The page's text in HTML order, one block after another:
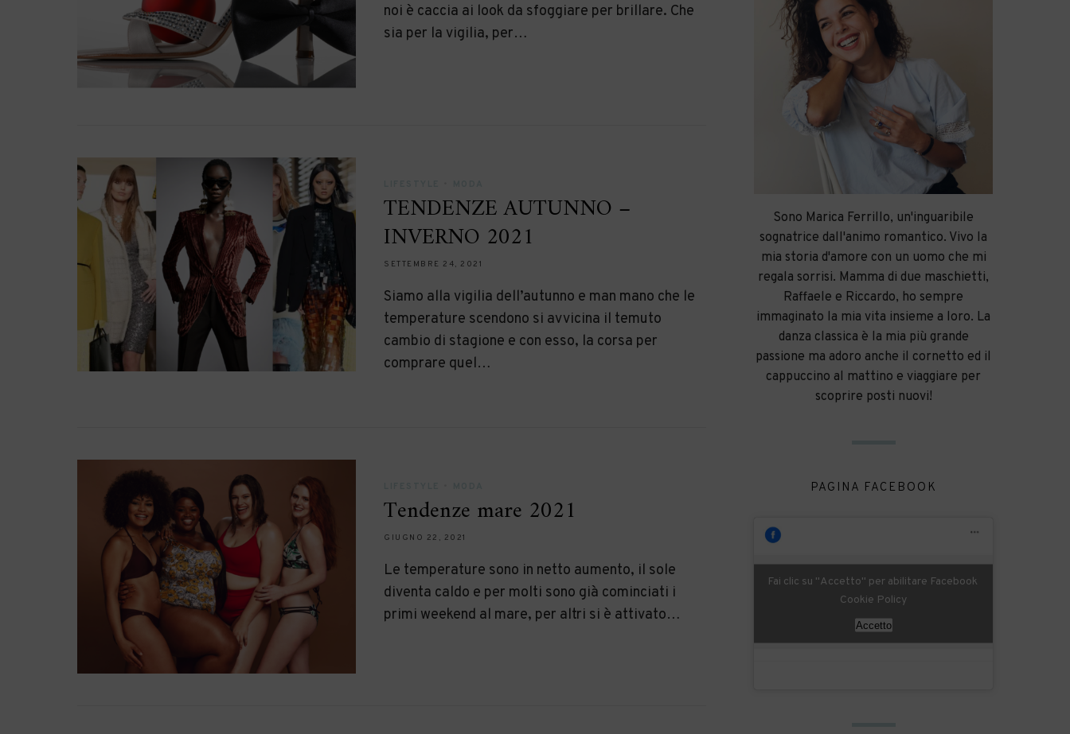
noi è caccia ai look da sfoggiare per brillare. Che
sia per la vigilia, per…
TENDENZE AUTUNNO –
INVERNO 2021
SETTEMBRE 24, 2021
Siamo alla vigilia dell’autunno e man mano che le
temperature scendono si avvicina il temuto
cambio di stagione e con esso, la corsa per
comprare quel…
Tendenze mare 2021
GIUGNO 22, 2021
Le temperature sono in netto aumento, il sole
diventa caldo e per molti sono già cominciati i
primi weekend al mare, per altri si è attivato…
Sono Marica Ferrillo, un'inguaribile
sognatrice dall'animo romantico. Vivo la
mia storia d'amore con un uomo che mi
regala sorrisi. Mamma di due maschietti,
Raffaele e Riccardo, ho sempre
immaginato la mia vita insieme a loro. La
danza classica è la mia più grande
passione ma adoro anche il cornetto ed il
cappuccino al mattino e viaggiare per
scoprire posti nuovi!
PAGINA FACEBOOK
Fai clic su "Accetto" per abilitare Facebook
Cookie Policy
Accetto